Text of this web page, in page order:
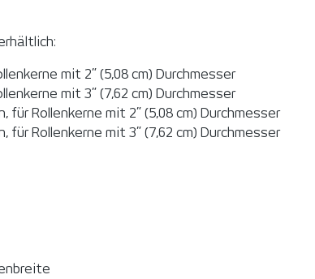
mit 2” (5,08 cm) Durchmesser
mit 3” (7,62 cm) Durchmesser
für Rollenkerne mit 2” (5,08 cm) Durchmesser
für Rollenkerne mit 3” (7,62 cm) Durchmesser